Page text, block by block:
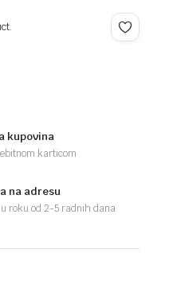
kupovina
karticom
na adresu
u roku od 2-5 radnih dana